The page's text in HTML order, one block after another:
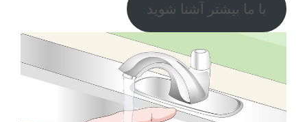
با ما بیشتر آشنا شوید